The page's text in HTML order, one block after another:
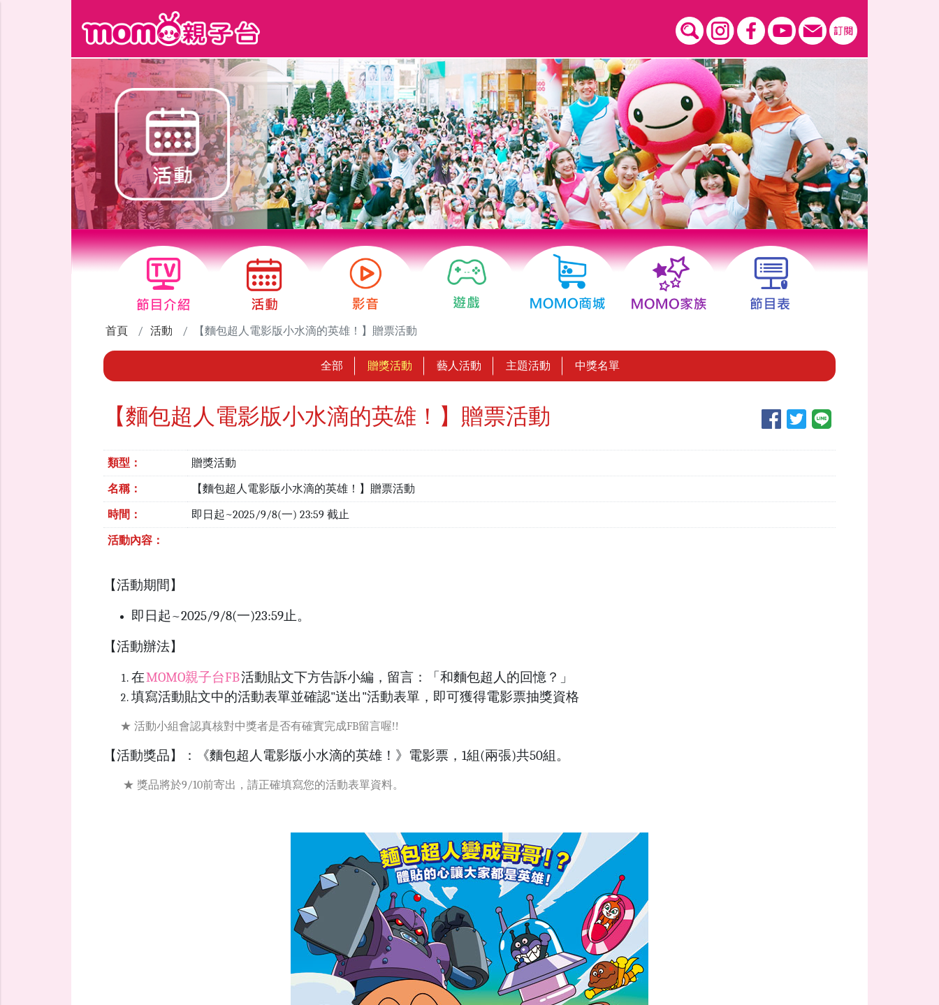
首頁 活動 【麵包超人電影版小水滴的英雄！】贈票活動
全部 贈獎活動 藝人活動 主題活動 中獎名單
【麵包超人電影版小水滴的英雄！】贈票活動
類型： 贈獎活動
名稱： 【麵包超人電影版小水滴的英雄！】贈票活動
時間： 即日起~2025/9/8(一) 23:59 截止
活動內容：
【活動期間】
即日起~2025/9/8(一)23:59止。
【活動辦法】
在MOMO親子台FB活動貼文下方告訴小編，留言：「和麵包超人的回憶？」
填寫活動貼文中的活動表單並確認"送出"活動表單，即可獲得電影票抽獎資格
★ 活動小組會認真核對中獎者是否有確實完成FB留言喔!!
【活動獎品】：《麵包超人電影版小水滴的英雄！》電影票，1組(兩張)共50組。
★ 獎品將於9/10前寄出，請正確填寫您的活動表單資料。